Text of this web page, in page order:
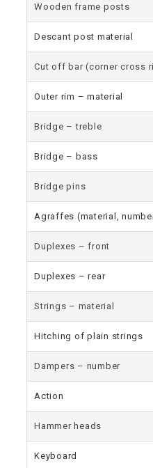
Wooden frame posts
Descant post material
Cut off bar (corner cross
Outer rim – material
Bridge – treble
Bridge – bass
Bridge pins
Agraffes (material,
Duplexes – front
Duplexes – rear
Strings – material
Hitching of plain strings
Dampers – number
Action
Hammer heads
Keyboard